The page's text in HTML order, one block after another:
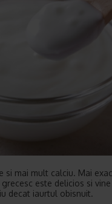
mai mult calciu. Mai
este delicios si
decat iaurtul obisnuit.